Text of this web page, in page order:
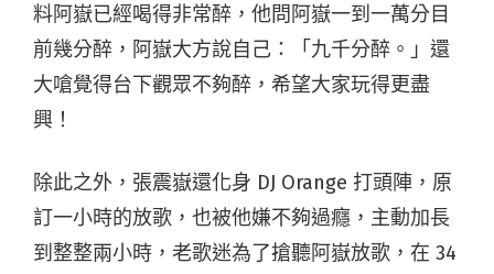
料阿嶽已經喝得非常醉，他問阿嶽一到一萬分目
前幾分醉，阿嶽大方說自己：「九千分醉。」還
大嗆覺得台下觀眾不夠醉，希望大家玩得更盡
興！
除此之外，張震嶽還化身 DJ Orange 打頭陣，原
訂一小時的放歌，也被他嫌不夠過癮，主動加長
到整整兩小時，老歌迷為了搶聽阿嶽放歌，在 34